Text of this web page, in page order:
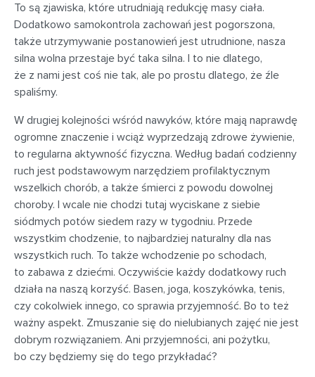
To są zjawiska, które utrudniają redukcję masy ciała.
Dodatkowo samokontrola zachowań jest pogorszona,
także utrzymywanie postanowień jest utrudnione, nasza
silna wolna przestaje być taka silna. I to nie dlatego,
że z nami jest coś nie tak, ale po prostu dlatego, że źle
spaliśmy.
W drugiej kolejności wśród nawyków, które mają naprawdę
ogromne znaczenie i wciąż wyprzedzają zdrowe żywienie,
to regularna aktywność fizyczna. Według badań codzienny
ruch jest podstawowym narzędziem profilaktycznym
wszelkich chorób, a także śmierci z powodu dowolnej
choroby. I wcale nie chodzi tutaj wyciskane z siebie
siódmych potów siedem razy w tygodniu. Przede
wszystkim chodzenie, to najbardziej naturalny dla nas
wszystkich ruch. To także wchodzenie po schodach,
to zabawa z dziećmi. Oczywiście każdy dodatkowy ruch
działa na naszą korzyść. Basen, joga, koszykówka, tenis,
czy cokolwiek innego, co sprawia przyjemność. Bo to też
ważny aspekt. Zmuszanie się do nielubianych zajęć nie jest
dobrym rozwiązaniem. Ani przyjemności, ani pożytku,
bo czy będziemy się do tego przykładać?